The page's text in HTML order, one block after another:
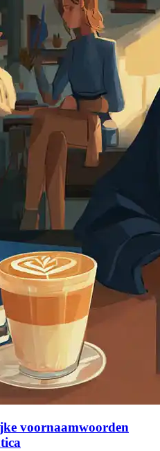
voornaamwoorden